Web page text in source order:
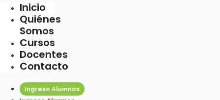
Inicio
Quiénes
Somos
Cursos
Docentes
Contacto
Ingreso Alumnos